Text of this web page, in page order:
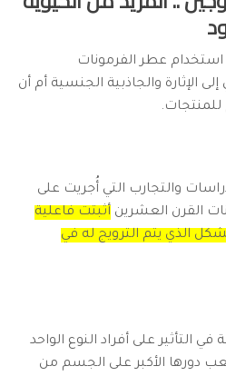
عطر الفرمونات
الإثارة والجاذبية الجنسية أم أن
للمنتجات.
والتجارب التي أُجريت على
القرن العشرين أثبتت فاعلية
الذي يتم الترويج له في
التأثير على أفراد النوع الواحد
دورها الأكبر على الجسم من